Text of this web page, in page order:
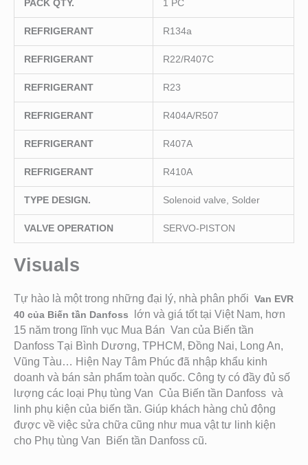
PACK QTY. 1 PC
REFRIGERANT R134a
REFRIGERANT R22/R407C
REFRIGERANT R23
REFRIGERANT R404A/R507
REFRIGERANT R407A
REFRIGERANT R410A
TYPE DESIGN. Solenoid valve, Solder
VALVE OPERATION SERVO-PISTON
Visuals
Tự hào là một trong những đại lý, nhà phân phối Van EVR
40 của Biến tần Danfoss
lớn và giá tốt tại Việt Nam, hơn
15 năm trong lĩnh vục Mua Bán Van của Biến tần
Danfoss Tại Bình Dương, TPHCM, Đồng Nai, Long An,
Vũng Tàu… Hiện Nay Tâm Phúc đã nhập khẩu kinh
doanh và bán sản phẩm toàn quốc. Công ty có đầy đủ số
lượng các loại Phụ tùng Van Của Biến tần Danfoss và
linh phụ kiện của biến tần. Giúp khách hàng chủ động
được về việc sửa chữa cũng như mua vật tư linh kiện
cho Phụ tùng Van Biến tần Danfoss cũ.